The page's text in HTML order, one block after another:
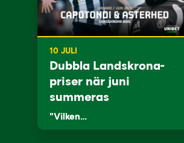
10 JULI
Dubbla Landskrona-
priser när juni
summeras
"Vilken…